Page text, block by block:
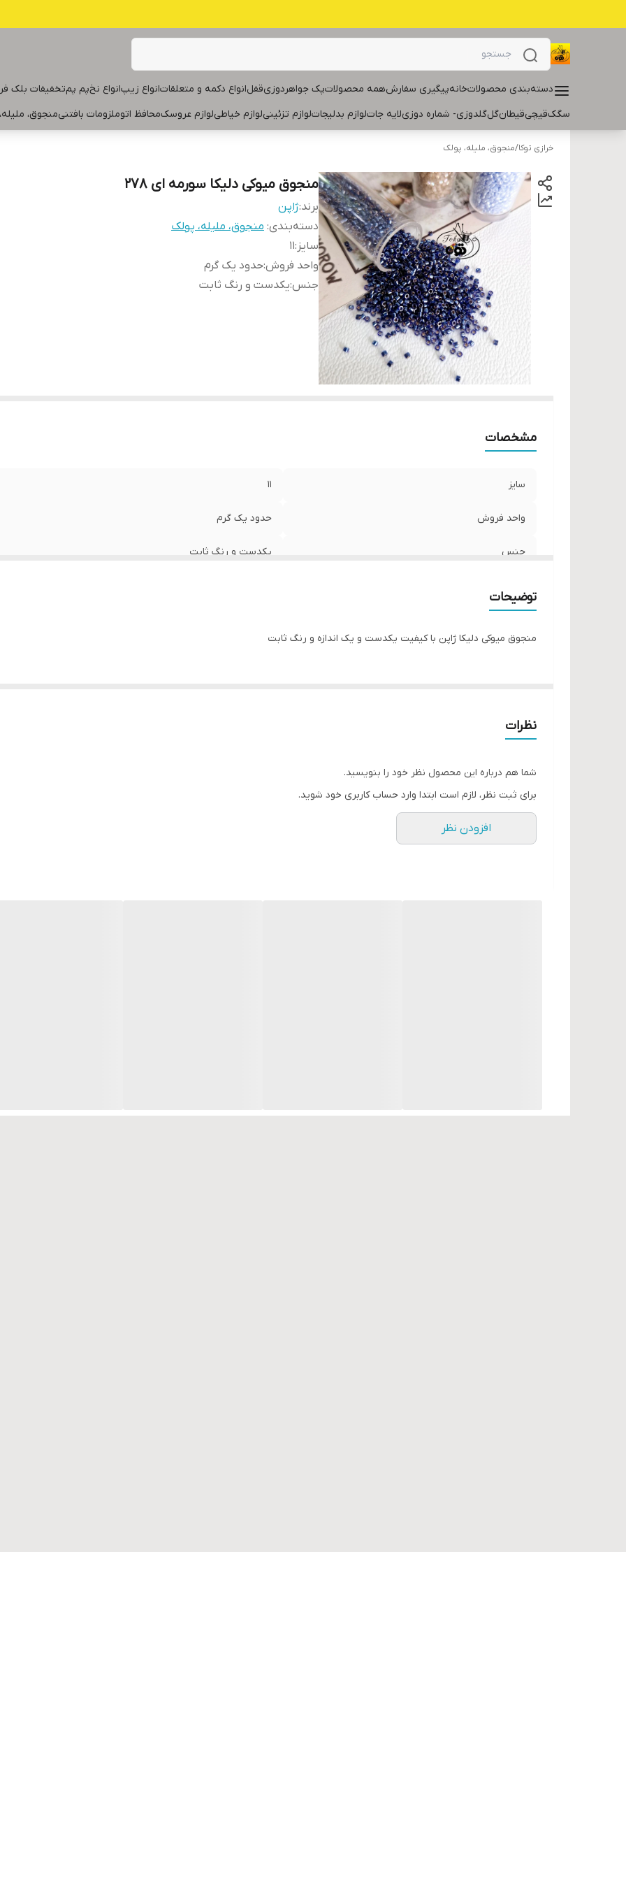
دسته‌بندی محصولاتخانهپیگیری سفارشهمه محصولاتپک جواهردوزیقفلانواع دکمه و متعلقاتانواع زیپانواع نخپم پمتخفیفات بلک
سگکقیچیقیطانگلگلدوزی- شماره دوزیلایه جاتلوازم بدلیجاتلوازم تزئینیلوازم خیاطیلوازم عروسکمحافظ اتوملزومات بافتنیمنجوق،
خرازی توکا/منجوق، ملیله، پولک
منجوق میوکی دلیکا سورمه ای ۲۷۸
برند:ژاپن
دسته‌بندی: منجوق، ملیله، پولک
سایز :۱۱
واحد فروش:حدود یک گرم
جنس:یکدست و رنگ ثابت
مشخصات
سایز ۱۱
واحد فروش حدود یک گرم
جنس یکدست و رنگ ثابت
توضیحات
منجوق میوکی دلیکا ژاپن با کیفیت یکدست و یک اندازه و رنگ ثابت
نظرات
شما هم درباره این محصول نظر خود را بنویسید.
برای ثبت نظر، لازم است ابتدا وارد حساب کاربری خود شوید.
افزودن نظر